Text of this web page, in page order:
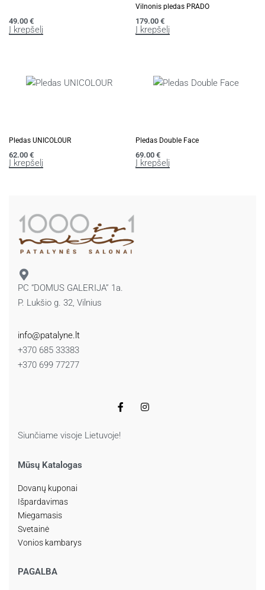
49.00 €
Į krepšelį
Vilnonis pledas PRADO
179.00 €
Į krepšelį
Pledas UNICOLOUR
62.00 €
Į krepšelį
Pledas Double Face
69.00 €
Į krepšelį
PC “DOMUS GALERIJA” 1a.
P. Lukšio g. 32, Vilnius
info@patalyne.lt
+370 685 33383
+370 699 77277
Siunčiame visoje Lietuvoje!
Mūsų Katalogas
Dovanų kuponai
Išpardavimas
Miegamasis
Svetainė
Vonios kambarys
PAGALBA